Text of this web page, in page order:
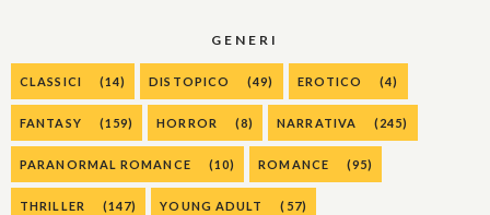
GENERI
CLASSICI (14) DISTOPICO (49) EROTICO (4)
FANTASY (159) HORROR (8) NARRATIVA (245)
PARANORMAL ROMANCE (10) ROMANCE (95)
THRILLER (147) YOUNG ADULT (57)